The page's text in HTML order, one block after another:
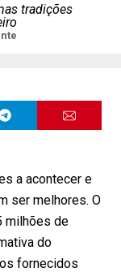
tradições
a acontecer e
ser melhores. O
milhões de
do
fornecidos